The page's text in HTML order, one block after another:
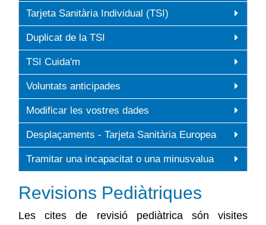
Tarjeta Sanitària Individual (TSI)
Duplicat de la TSI
TSI Cuida'm
Voluntats anticipades
Modificar les vostres dades
Desplaçaments - Tarjeta Sanitària Europea
Tramitar una incapacitat o una minusvalua
Revisions Pediàtriques
Les cites de revisió pediàtrica són visites